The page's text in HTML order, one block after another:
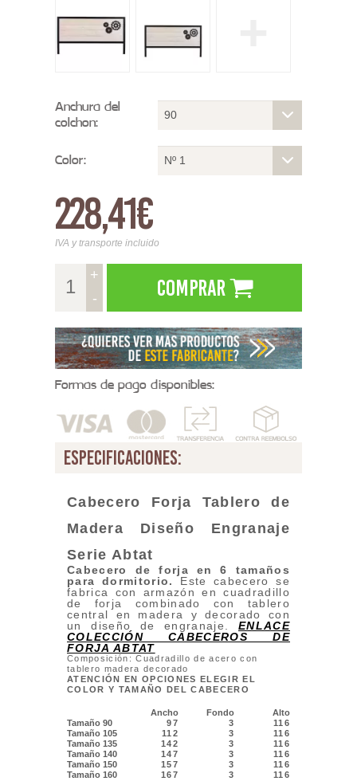
Anchura del
colchon: 90
Color: Nº 1
228,41€
IVA y transporte incluido
+
-
Comprar
Formas de pago disponibles:
especificaciones:
Cabecero Forja Tablero de
Madera Diseño Engranaje
Serie Abtat
Cabecero de forja en 6 tamaños
para dormitorio.
Este cabecero se
fabrica con armazón en cuadradillo
de forja combinado con tablero
central en madera y decorado con
un diseño de engranaje. ENLACE
COLECCIÓN CABECEROS DE
FORJA ABTAT
Composición: Cuadradillo de acero con
tablero madera decorado
ATENCIÓN EN OPCIONES ELEGIR EL
COLOR Y TAMAÑO DEL CABECERO
Ancho Fondo
Alto
Tamaño 90
97 3
116
Tamaño 105
112 3
116
Tamaño 135
142 3
116
Tamaño 140
147 3
116
Tamaño 150
157 3
116
Tamaño 160
167 3 116